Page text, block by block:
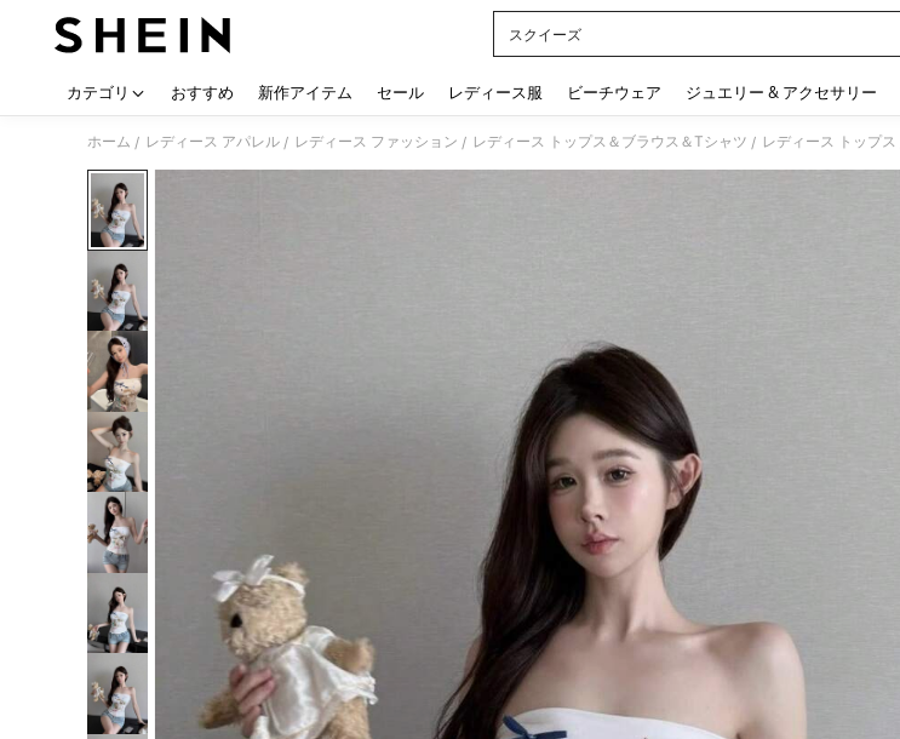
スクイーズ
カテゴリ おすすめ 新作アイテム セール レディース服 ビーチウェア ジュエリー & アクセサリー
ホーム / レディース アパレル / レディース ファッション / レディース トップス＆ブラウス＆Tシャツ / レディース トップス